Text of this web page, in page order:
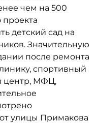
чем на 500
проекта
детский сад на
Значительную
после ремонта
спортивный
центр, МФЦ,
улицы Примакова